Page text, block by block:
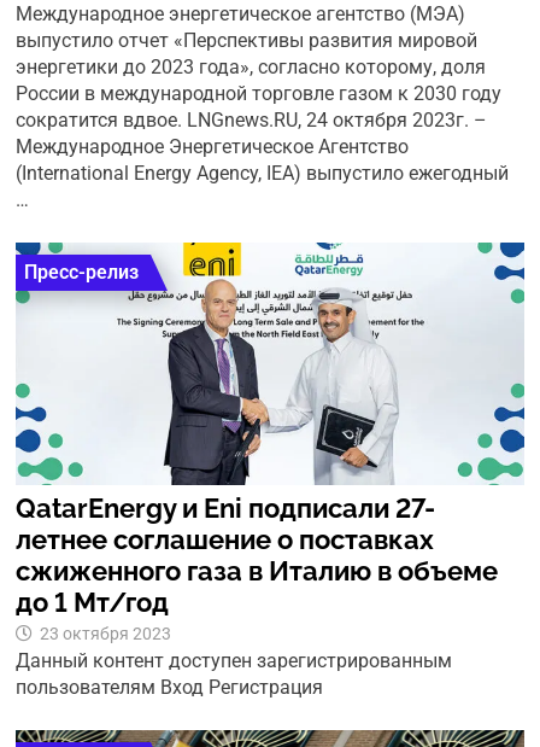
Международное энергетическое агентство (МЭА)
выпустило отчет «Перспективы развития мировой
энергетики до 2023 года», согласно которому, доля
России в международной торговле газом к 2030 году
сократится вдвое. LNGnews.RU, 24 октября 2023г. –
Международное Энергетическое Агентство
(International Energy Agency, IEA) выпустило ежегодный
…
Пресс-релиз
QatarEnergy и Eni подписали 27-
летнее соглашение о поставках
сжиженного газа в Италию в объеме
до 1 Мт/год
23 октября 2023
Данный контент доступен зарегистрированным
пользователям Вход Регистрация